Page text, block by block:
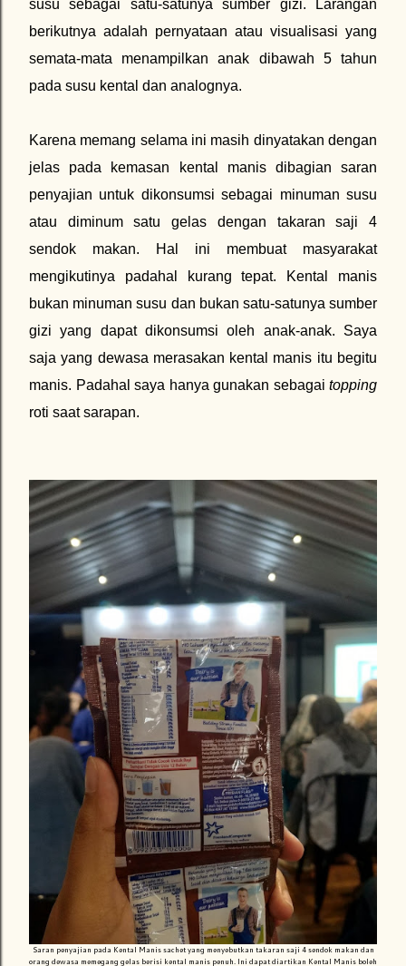
susu sebagai satu-satunya sumber gizi. Larangan
berikutnya adalah pernyataan atau visualisasi yang
semata-mata menampilkan anak dibawah 5 tahun
pada susu kental dan analognya.
Karena memang selama ini masih dinyatakan dengan
jelas pada kemasan kental manis dibagian saran
penyajian untuk dikonsumsi sebagai minuman susu
atau diminum satu gelas dengan takaran saji 4
sendok makan. Hal ini membuat masyarakat
mengikutinya padahal kurang tepat. Kental manis
bukan minuman susu dan bukan satu-satunya sumber
gizi yang dapat dikonsumsi oleh anak-anak. Saya
saja yang dewasa merasakan kental manis itu begitu
manis. Padahal saya hanya gunakan sebagai topping
roti saat sarapan.
Saran penyajian pada Kental Manis sachet yang menyebutkan takaran saji 4 sendok makan dan
orang dewasa memegang gelas berisi kental manis penuh. Ini dapat diartikan Kental Manis boleh